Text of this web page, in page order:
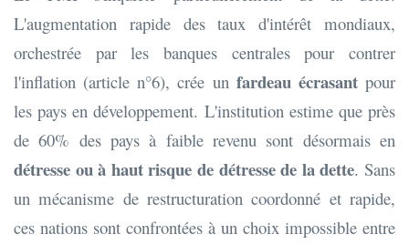
L'augmentation rapide des taux d'intérêt mondiaux,
orchestrée par les banques centrales pour contrer
l'inflation (article n°6), crée un fardeau écrasantpour
les pays en développement. L'institution estime que près
de 60% des pays à faible revenu sont désormais en
détresse ou à haut risque de détresse de la dette. Sans
un mécanisme de restructuration coordonné et rapide,
ces nations sont confrontées à un choix impossible entre